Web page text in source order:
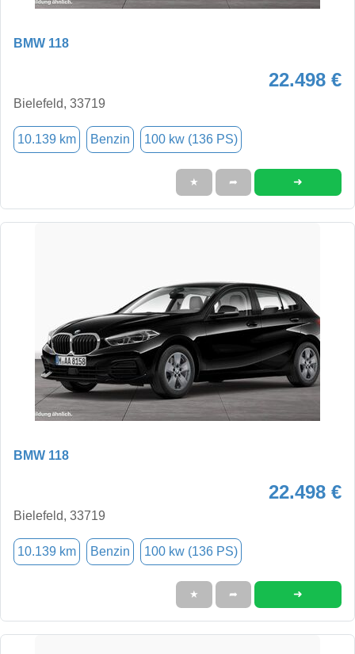
BMW 118
22.498 €
Bielefeld, 33719
10.139 km Benzin 100 kw (136 PS)
★ ➦ ➜
BMW 118
22.498 €
Bielefeld, 33719
10.139 km Benzin 100 kw (136 PS)
★ ➦ ➜